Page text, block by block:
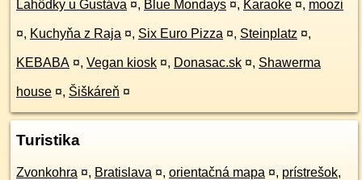
Lahôdky u Gustáva ¤, Blue Mondays ¤, Karaoke ¤, moozi
¤, Kuchyňa z Raja ¤, Six Euro Pizza ¤, Steinplatz ¤,
KEBABA ¤, Vegan kiosk ¤, Donasac.sk ¤, Shawerma
house ¤, Šiškáreň ¤
Turistika
Zvonkohra ¤, Bratislava ¤, orientačná mapa ¤, prístrešok,